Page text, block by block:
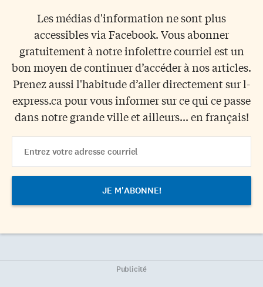
Les médias d'information ne sont plus
accessibles via Facebook. Vous abonner
gratuitement à notre infolettre courriel est un
bon moyen de continuer d’accéder à nos articles.
Prenez aussi l'habitude d’aller directement sur l-
express.ca pour vous informer sur ce qui ce passe
dans notre grande ville et ailleurs... en français!
Address
Publicité